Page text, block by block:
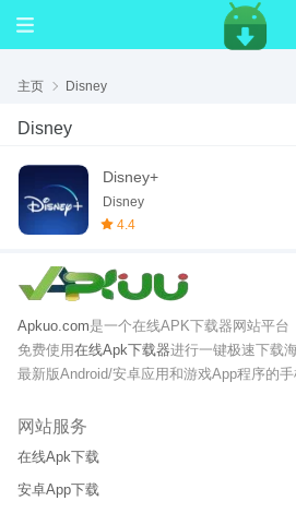
主页 Disney
Disney
Disney+
Disney
4.4
Apkuo.com是一个在线APK下载器网站平台
免费使用在线Apk下载器进行一键极速下载
最新版Android/安卓应用和游戏App程序的
网站服务
在线Apk下载
安卓App下载